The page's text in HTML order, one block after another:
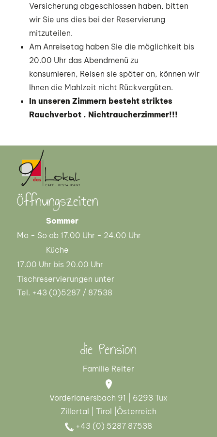
Versicherung abgeschlossen haben, bitten
wir Sie uns dies bei der Reservierung
mitzuteilen.
Am Anreisetag haben Sie die möglichkeit bis
20.00 Uhr das Abendmenü zu
konsumieren, Reisen sie später an, können wir
Ihnen die Mahlzeit nicht Rückvergüten.
In unseren Zimmern besteht striktes
Rauchverbot . Nichtraucherzimmer!!!
Öffnungszeiten
Sommer
Mo - So ab 17.00 Uhr - 24.00 Uhr
Küche
17.00 Uhr bis 20.00 Uhr
Tischreservierungen unter
Tel. +43 (0)5287 / 87538
die Pension
Familie Reiter
Vorderlanersbach 91 | 6293 Tux
Zillertal | Tirol |Österreich
+43 (0) 5287 87538